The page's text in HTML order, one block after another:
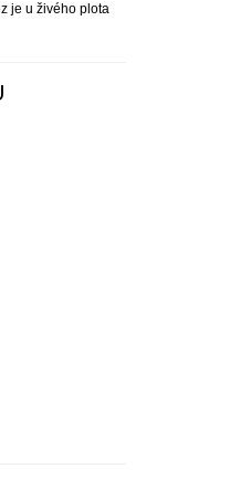
je u živého plota